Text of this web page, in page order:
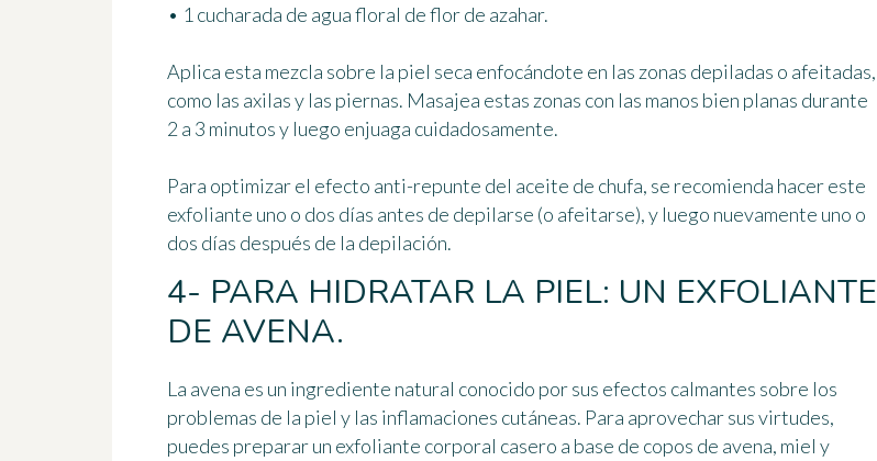
• 1 cucharada de agua floral de flor de azahar.
Aplica esta mezcla sobre la piel seca enfocándote en las zonas depiladas o afeitadas,
como las axilas y las piernas. Masajea estas zonas con las manos bien planas durante
2 a 3 minutos y luego enjuaga cuidadosamente.
Para optimizar el efecto anti-repunte del aceite de chufa, se recomienda hacer este
exfoliante uno o dos días antes de depilarse (o afeitarse), y luego nuevamente uno o
dos días después de la depilación.
4- PARA HIDRATAR LA PIEL: UN EXFOLIANTE
DE AVENA.
La avena es un ingrediente natural conocido por sus efectos calmantes sobre los
problemas de la piel y las inflamaciones cutáneas. Para aprovechar sus virtudes,
puedes preparar un exfoliante corporal casero a base de copos de avena, miel y